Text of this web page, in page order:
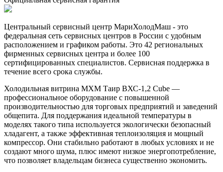
Центральный сервисный центр МариХолодМаш - это
федеральная сеть сервисных центров в России с удобным
расположением и графиком работы. Это 42 региональных
фирменных сервисных центра и более 100
сертифицированных специалистов. Сервисная поддержка в
течение всего срока службы.
Холодильная витрина МХМ Таир ВХС-1,2 Cube —
профессиональное оборудование с повышенной
производительностью для торговых предприятий и заведений
общепита. Для поддержания идеальной температуры в
моделях такого типа используется экологически безопасный
хладагент, а также эффективная теплоизоляция и мощный
компрессор. Они стабильно работают в любых условиях и не
создают много шума, плюс имеют низкое энергопотребление,
что позволяет владельцам бизнеса существенно экономить.